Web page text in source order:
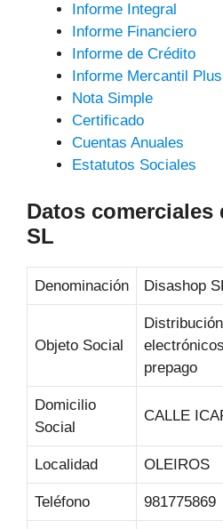
Informe Integral
Informe Financiero
Informe de Crédito
Informe Mercantil Plus
Nota Simple
Certificado
Cuentas Anuales
Estatutos Sociales
Datos comerciales
SL
Denominación Disashop
Objeto Social
prepago
Domicilio
Social
CALLE
Localidad OLEIROS
Teléfono 981775869